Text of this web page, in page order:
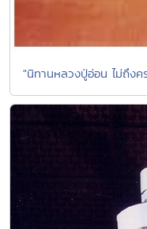
"นิทานหลวงปู่อ่อน ไม่ถึง